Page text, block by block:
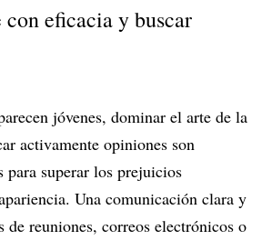
eficacia y buscar
jóvenes, dominar el arte de la
activamente opiniones son
para superar los prejuicios
Una comunicación clara y
de reuniones, correos electrónicos o